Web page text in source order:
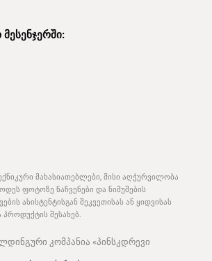
მახასიათებლები, მისი აღჭურვილობა
ფოტოზე ნაჩვენები და ნიმუშების
ასისტენტისგან შეკვეთისას ან ყიდვისას
შესახებ.
კომპანია «პინსკდრევი